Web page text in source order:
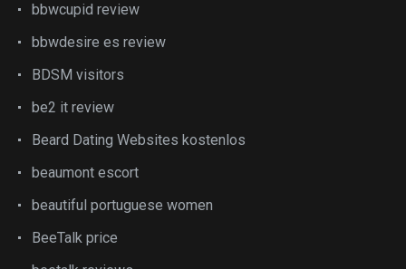
bbwcupid review
bbwdesire es review
BDSM visitors
be2 it review
Beard Dating Websites kostenlos
beaumont escort
beautiful portuguese women
BeeTalk price